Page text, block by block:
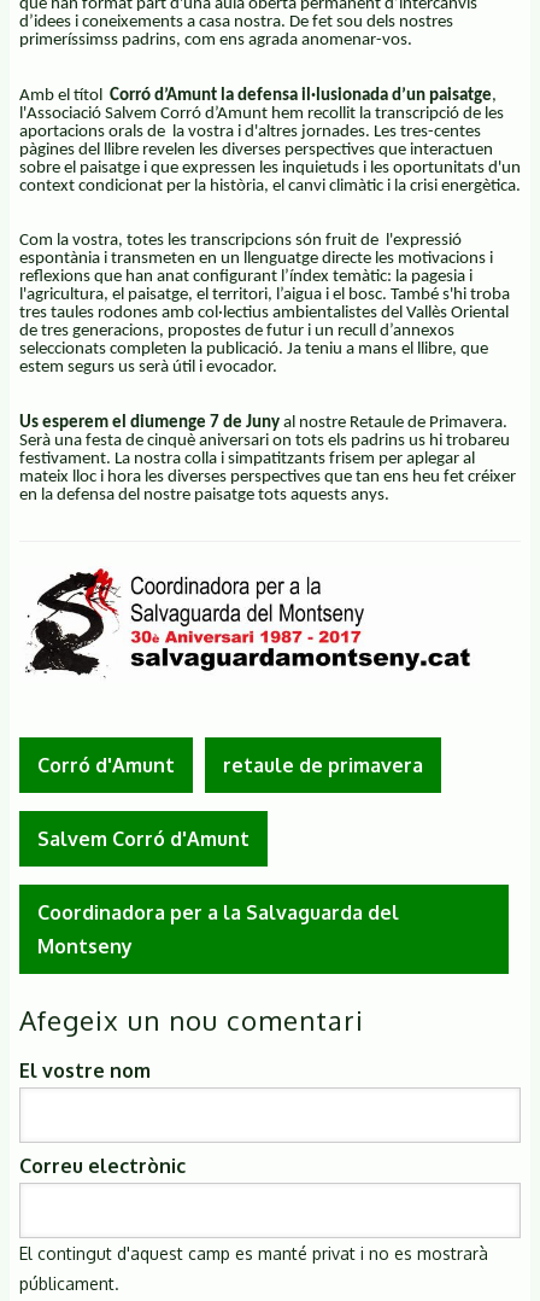
que han format part d'una aula oberta permanent d’intercanvis
d’idees i coneixements a casa nostra. De fet sou dels nostres
primeríssimss padrins, com ens agrada anomenar-vos.
Amb el títol Corró d’Amunt la defensa il·lusionada d’un paisatge,
l'Associació Salvem Corró d’Amunt hem recollit la transcripció de les
aportacions orals de la vostra i d'altres jornades. Les tres-centes
pàgines del llibre revelen les diverses perspectives que interactuen
sobre el paisatge i que expressen les inquietuds i les oportunitats d'un
context condicionat per la història, el canvi climàtic i la crisi energètica.
Com la vostra, totes les transcripcions són fruit de l'expressió
espontània i transmeten en un llenguatge directe les motivacions i
reflexions que han anat configurant l’índex temàtic: la pagesia i
l'agricultura, el paisatge, el territori, l’aigua i el bosc. També s'hi troba
tres taules rodones amb col·lectius ambientalistes del Vallès Oriental
de tres generacions, propostes de futur i un recull d’annexos
seleccionats completen la publicació. Ja teniu a mans el llibre, que
estem segurs us serà útil i evocador.
Us esperem el diumenge 7 de Juny al nostre Retaule de Primavera.
Serà una festa de cinquè aniversari on tots els padrins us hi trobareu
festivament. La nostra colla i simpatitzants frisem per aplegar al
mateix lloc i hora les diverses perspectives que tan ens heu fet créixer
en la defensa del nostre paisatge tots aquests anys.
Corró d'Amunt retaule de primavera
Salvem Corró d'Amunt
Coordinadora per a la Salvaguarda del
Montseny
Afegeix un nou comentari
El vostre nom
Correu electrònic
El contingut d'aquest camp es manté privat i no es mostrarà
públicament.